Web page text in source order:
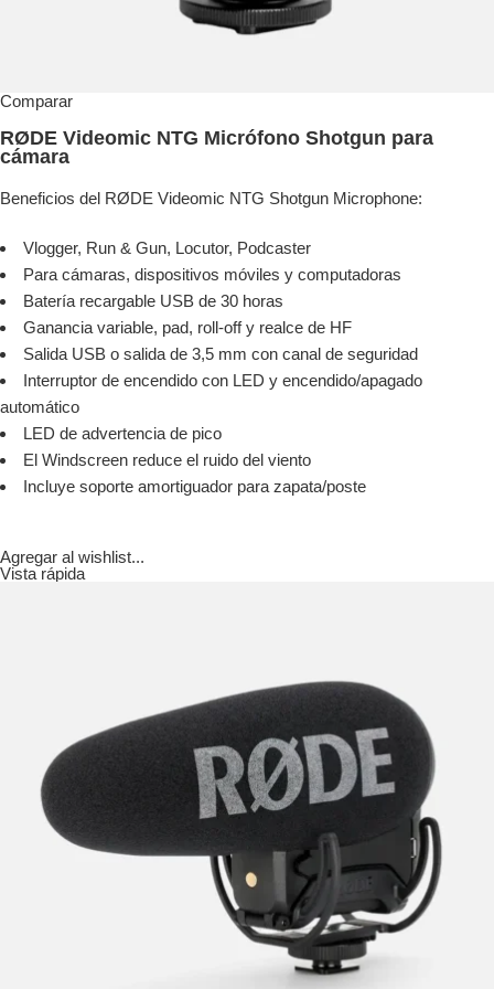
Comparar
RØDE Videomic NTG Micrófono Shotgun para
cámara
Beneficios del RØDE Videomic NTG Shotgun Microphone:
Vlogger, Run & Gun, Locutor, Podcaster
Para cámaras, dispositivos móviles y computadoras
Batería recargable USB de 30 horas
Ganancia variable, pad, roll-off y realce de HF
Salida USB o salida de 3,5 mm con canal de seguridad
Interruptor de encendido con LED y encendido/apagado
automático
LED de advertencia de pico
El Windscreen reduce el ruido del viento
Incluye soporte amortiguador para zapata/poste
Agregar al wishlist...
Vista rápida